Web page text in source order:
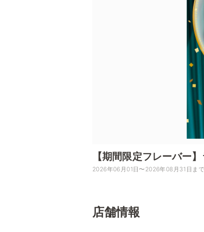
【期間限定フレーバー
2026年06月01日〜2026年08月31日まで
店舗情報